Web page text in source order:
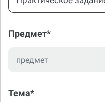
Предмет*
Тема*